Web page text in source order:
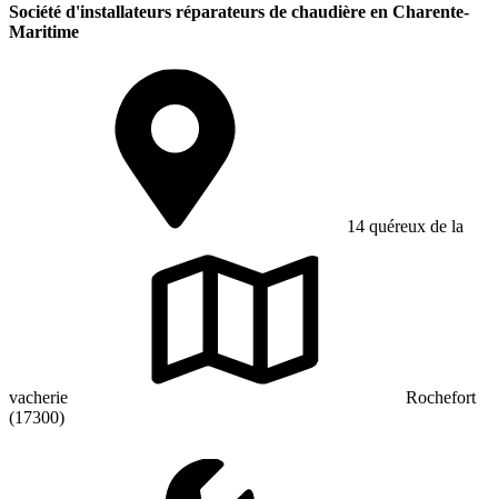
Société d'installateurs réparateurs de chaudière en Charente-
Maritime
14 quéreux de la
vacherie
Rochefort
(17300)